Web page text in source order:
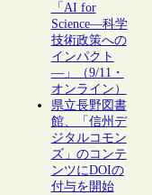
「AI for
Science―科学
技術政策への
インパクト
―」（9/11・
オンライン）
県立長野図書
館、「信州デ
ジタルコモン
ズ」のコンテ
ンツにDOIの
付与を開始